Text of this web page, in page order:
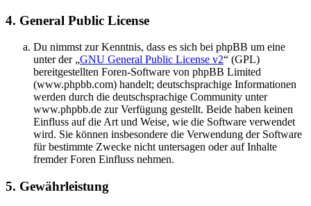
4. General Public License
Du nimmst zur Kenntnis, dass es sich bei phpBB um eine
unter der „GNU General Public License v2“ (GPL)
bereitgestellten Foren-Software von phpBB Limited
(www.phpbb.com) handelt; deutschsprachige Informationen
werden durch die deutschsprachige Community unter
www.phpbb.de zur Verfügung gestellt. Beide haben keinen
Einfluss auf die Art und Weise, wie die Software verwendet
wird. Sie können insbesondere die Verwendung der Software
für bestimmte Zwecke nicht untersagen oder auf Inhalte
fremder Foren Einfluss nehmen.
5. Gewährleistung